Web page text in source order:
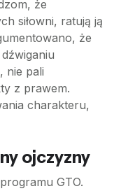
że
siłowni, ratują ją
że
nie pali
z prawem.
charakteru,
ojczyzny
GTO.